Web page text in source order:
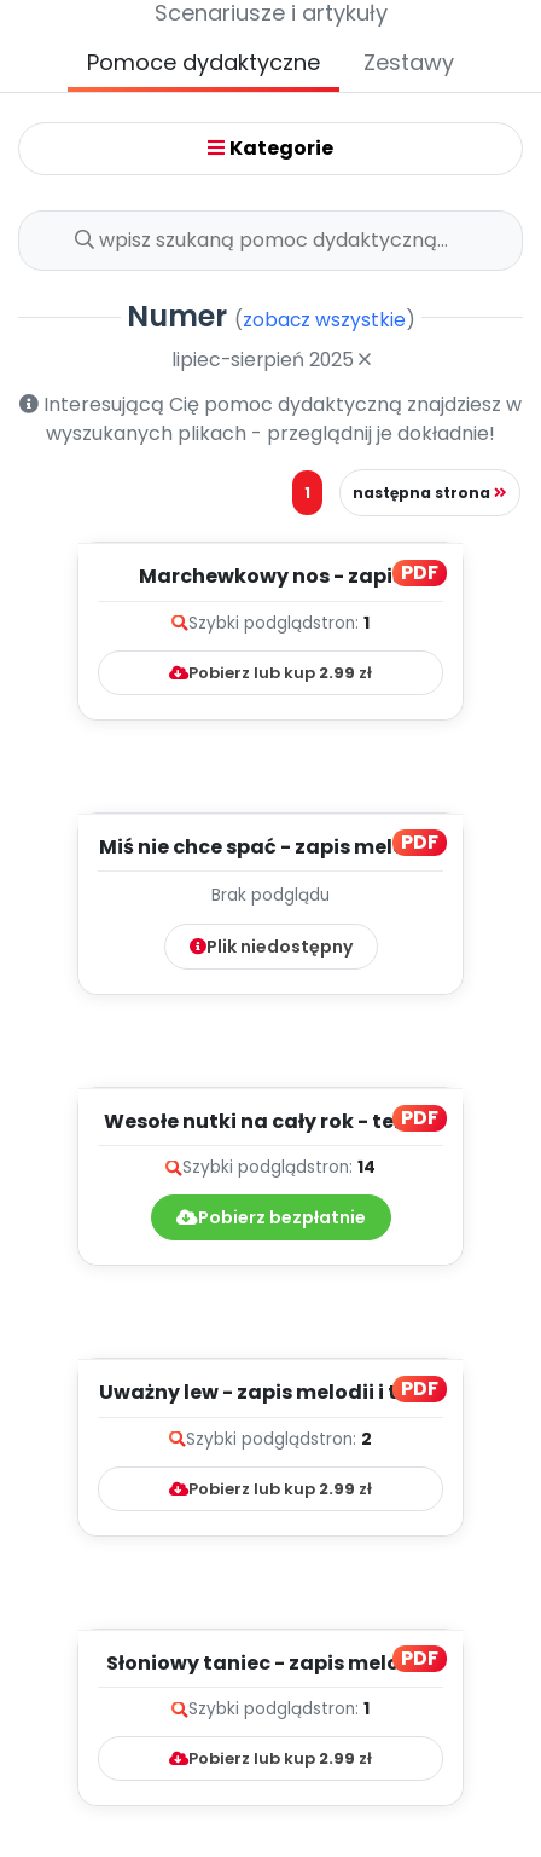
PromocjeScenariusze i artykuły
Pomoce dydaktyczne
Zestawy
Kategorie
Numer (zobacz wszystkie)
lipiec-sierpień 2025
Interesującą Cię pomoc dydaktyczną znajdziesz w
wyszukanych plikach - przeglądnij je dokładnie!
1 następna strona
PDF
Marchewkowy nos - zapis
Szybki podglądstron: 1
Pobierz lub kup 2.99 zł
PDF
Miś nie chce spać - zapis melodii i
Brak podglądu
Plik niedostępny
PDF
Wesołe nutki na cały rok - teksty
Szybki podglądstron: 14
Pobierz bezpłatnie
PDF
Uważny lew - zapis melodii i tekst
Szybki podglądstron: 2
Pobierz lub kup 2.99 zł
PDF
Słoniowy taniec - zapis melodii i
Szybki podglądstron: 1
Pobierz lub kup 2.99 zł